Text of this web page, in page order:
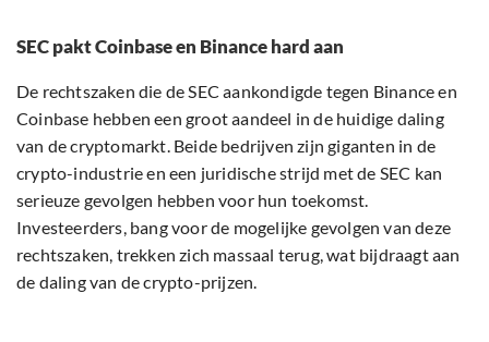
SEC pakt Coinbase en Binance hard aan
De rechtszaken die de SEC aankondigde tegen Binance en
Coinbase hebben een groot aandeel in de huidige daling
van de cryptomarkt. Beide bedrijven zijn giganten in de
crypto-industrie en een juridische strijd met de SEC kan
serieuze gevolgen hebben voor hun toekomst.
Investeerders, bang voor de mogelijke gevolgen van deze
rechtszaken, trekken zich massaal terug, wat bijdraagt aan
de daling van de crypto-prijzen.